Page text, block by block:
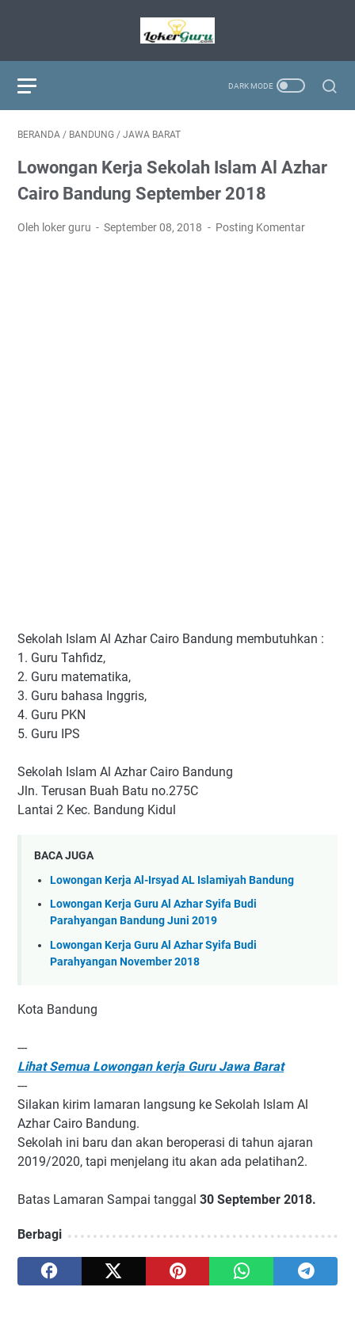
BERANDA / BANDUNG / JAWA BARAT
Lowongan Kerja Sekolah Islam Al Azhar
Cairo Bandung September 2018
Oleh loker guru September 08, 2018 Posting Komentar
Sekolah Islam Al Azhar Cairo Bandung membutuhkan :
1. Guru Tahfidz,
2. Guru matematika,
3. Guru bahasa Inggris,
4. Guru PKN
5. Guru IPS
Sekolah Islam Al Azhar Cairo Bandung
Jln. Terusan Buah Batu no.275C
Lantai 2 Kec. Bandung Kidul
BACA JUGA
Lowongan Kerja Al-Irsyad AL Islamiyah Bandung
Lowongan Kerja Guru Al Azhar Syifa Budi
Parahyangan Bandung Juni 2019
Lowongan Kerja Guru Al Azhar Syifa Budi
Parahyangan November 2018
Kota Bandung
---
Lihat Semua Lowongan kerja Guru Jawa Barat
---
Silakan kirim lamaran langsung ke Sekolah Islam Al
Azhar Cairo Bandung.
Sekolah ini baru dan akan beroperasi di tahun ajaran
2019/2020, tapi menjelang itu akan ada pelatihan2.
Batas Lamaran Sampai tanggal 30 September 2018.
Berbagi